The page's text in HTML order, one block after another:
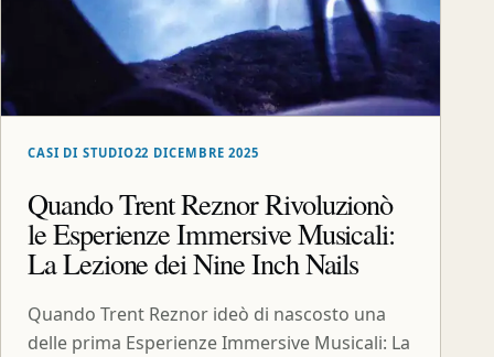
CASI DI STUDIO22 DICEMBRE 2025
Quando Trent Reznor Rivoluzionò
le Esperienze Immersive Musicali:
La Lezione dei Nine Inch Nails
Quando Trent Reznor ideò di nascosto una
delle prima Esperienze Immersive Musicali: La